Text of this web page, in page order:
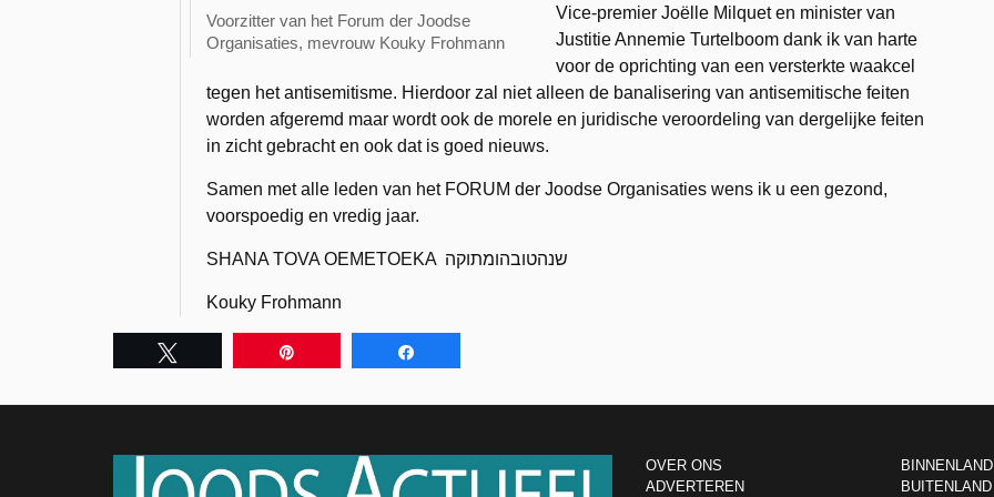
Voorzitter van het Forum der Joodse
Organisaties, mevrouw Kouky Frohmann
Vice-premier Joëlle Milquet en minister van
Justitie Annemie Turtelboom dank ik van harte
voor de oprichting van een versterkte waakcel
tegen het antisemitisme. Hierdoor zal niet alleen de banalisering van antisemitische feiten
worden afgeremd maar wordt ook de morele en juridische veroordeling van dergelijke feiten
in zicht gebracht en ook dat is goed nieuws.
Samen met alle leden van het FORUM der Joodse Organisaties wens ik u een gezond,
voorspoedig en vredig jaar.
SHANA TOVA OEMETOEKA שנהטובהומתוקה
Kouky Frohmann
OVER ONS
ADVERTEREN
BINNENLAND
BUITENLAND